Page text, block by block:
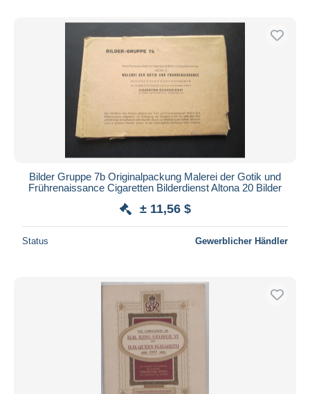
Zahlungsmethoden
PayPal
Banküberweisung
Visa
Mastercard
Bancontact
Gesamte Auswahl aufheben
Wohnsitz des Verkäufers
Übernehmen
Bilder Gruppe 7b Originalpackung Malerei der Gotik und
Frührenaissance Cigaretten Bilderdienst Altona 20 Bilder
± 11,56 $
Status Gewerblicher Händler